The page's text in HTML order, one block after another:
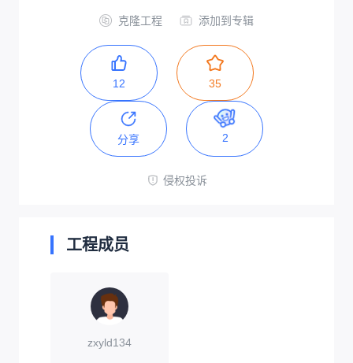
克隆工程 添加到专辑
12 35
分享 2
侵权投诉
工程成员
zxyld134